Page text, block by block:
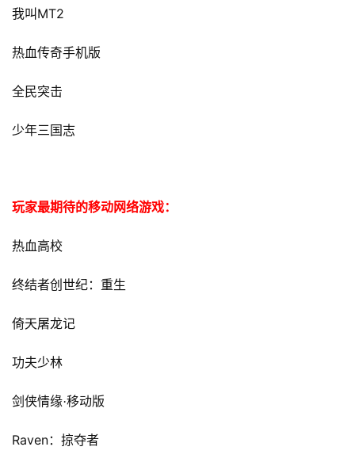
我叫 MT2
热血传奇手机版
全民突击
少年三国志
玩家最期待的移动网络游戏：
热血高校
终结者创世纪：重生
倚天屠龙记
功夫少林
剑侠情缘·移动版
Raven：掠夺者